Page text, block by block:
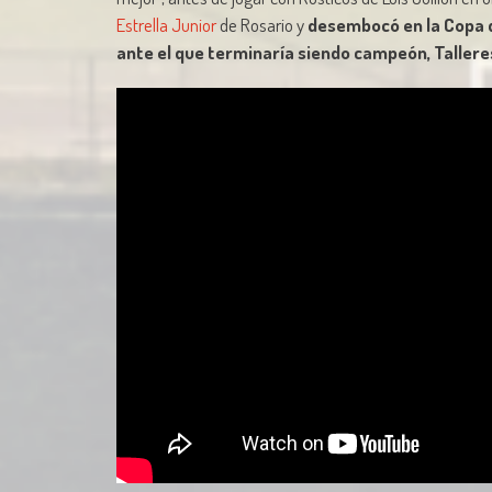
Estrella Juniorde Rosario ydesembocó en la
ante el que terminaría siendo campeón,